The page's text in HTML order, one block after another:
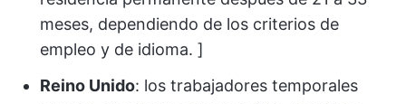
meses, dependiendo de los criterios de
empleo y de idioma. ]
Reino Unido: los trabajadores temporales